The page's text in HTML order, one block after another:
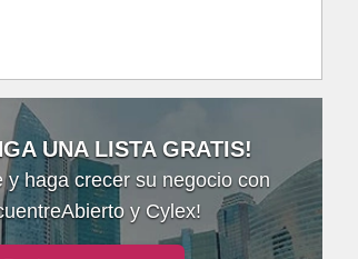
UNA LISTA GRATIS!
y haga crecer su negocio con
y Cylex!